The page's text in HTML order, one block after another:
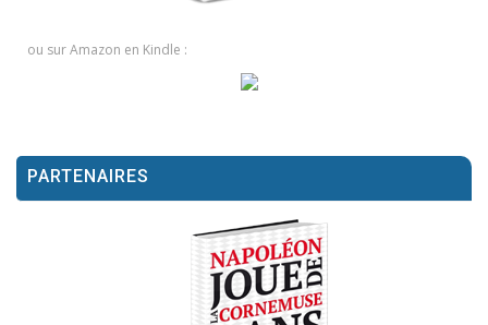
ou sur Amazon en Kindle :
PARTENAIRES